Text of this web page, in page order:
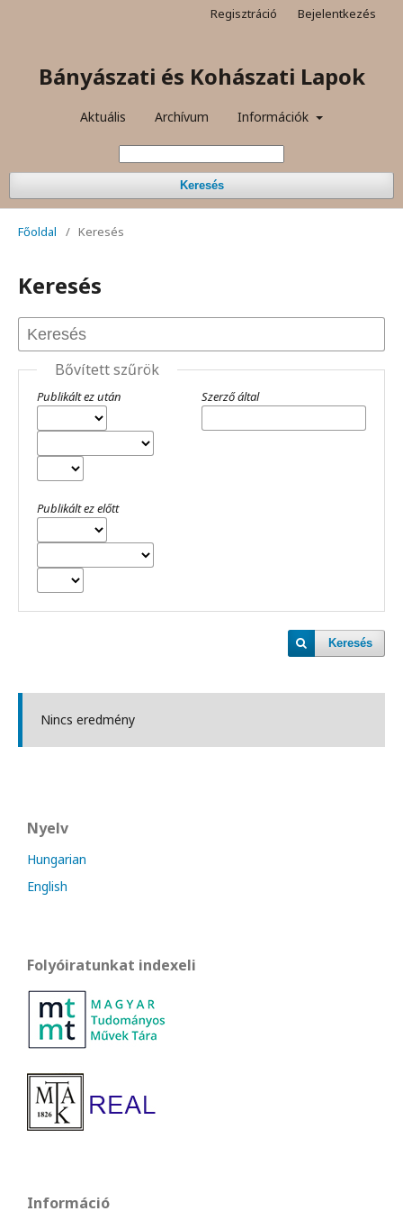
Bányászati és Kohászati Lapok
Aktuális Archívum Információk
Keresés
Regisztráció Bejelentkezés
Főoldal / Keresés
Keresés
Bővített szűrök
Publikált ez után
Publikált ez előtt
Szerző által
Keresés
Nincs eredmény
Nyelv
Hungarian
English
Folyóiratunkat indexeli
Információ